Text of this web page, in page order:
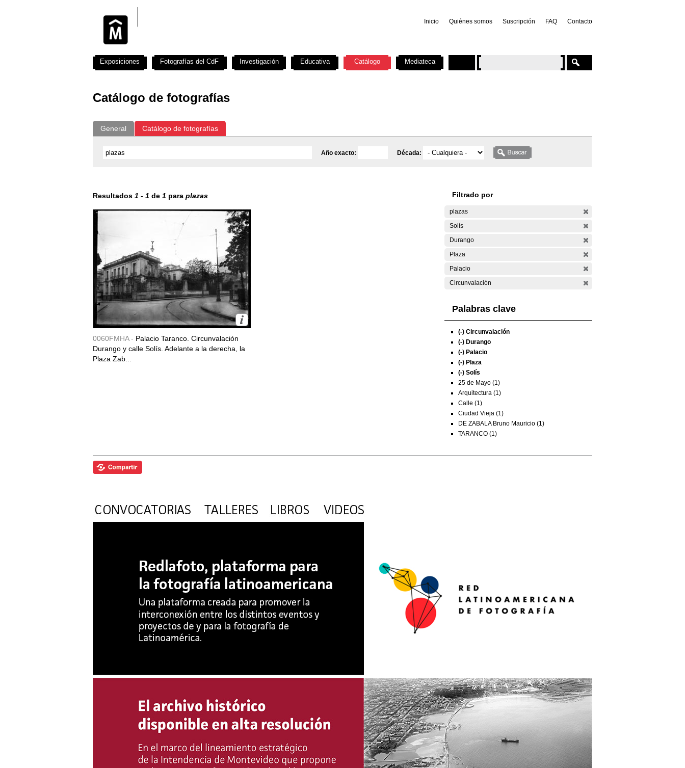
Inicio Quiénes somos Suscripción FAQ Contacto
Catálogo de fotografías
General Catálogo de fotografías
Año exacto: Década:
Resultados 1 - 1 de 1 para plazas
0060FMHA - Palacio Taranco. Circunvalación
Durango y calle Solís. Adelante a la derecha, la
Plaza Zab...
Filtrado por
plazas
Solís
Durango
Plaza
Palacio
Circunvalación
Palabras clave
(-) Circunvalación
(-) Durango
(-) Palacio
(-) Plaza
(-) Solís
25 de Mayo (1)
Arquitectura (1)
Calle (1)
Ciudad Vieja (1)
DE ZABALA Bruno Mauricio (1)
TARANCO (1)
Exposiciones Fotografías del CdF Investigación Educativa Catálogo Mediateca